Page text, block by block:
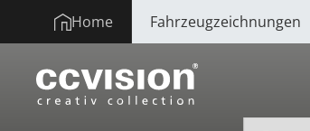
Home Fahrzeugzeichnungen